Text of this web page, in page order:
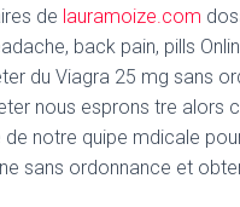
de lauramoize.com
back pain, pills
du Viagra 25 mg sans
nous esprons tre alors
de notre quipe mdicale
sans ordonnance et